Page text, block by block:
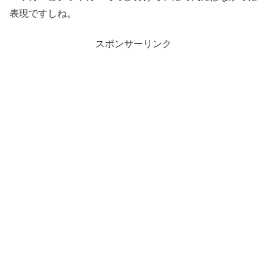
表現ですしね。
スポンサーリンク